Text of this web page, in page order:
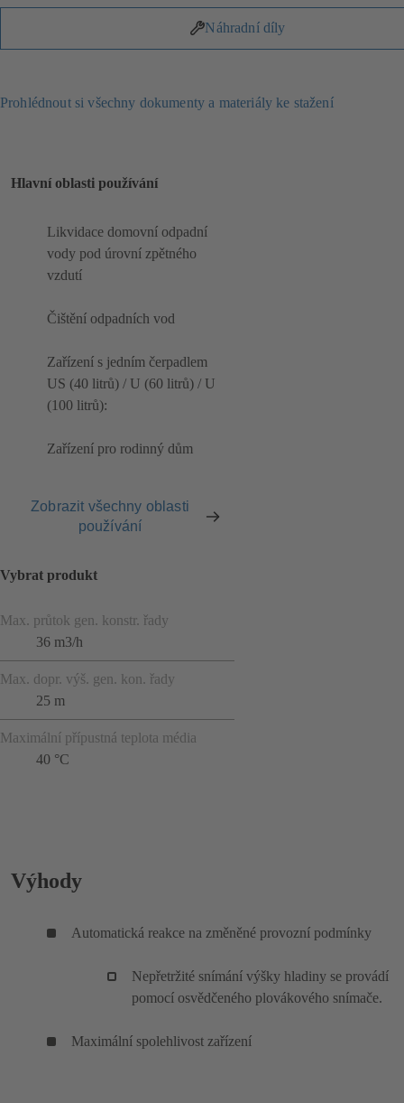
Náhradní díly
Prohlédnout si všechny dokumenty a materiály ke stažení
Hlavní oblasti používání
Likvidace domovní odpadní
vody pod úrovní zpětného
vzdutí
Čištění odpadních vod
Zařízení s jedním čerpadlem
US (40 litrů) / U (60 litrů) / U
(100 litrů):
Zařízení pro rodinný dům
Zobrazit všechny oblasti
používání
Vybrat produkt
Max. průtok gen. konstr. řady
36 m3/h
Max. dopr. výš. gen. kon. řady
25 m
Maximální přípustná teplota média
40 °C
Výhody
Automatická reakce na změněné provozní podmínky
Nepřetržité snímání výšky hladiny se provádí
pomocí osvědčeného plovákového snímače.
Maximální spolehlivost zařízení